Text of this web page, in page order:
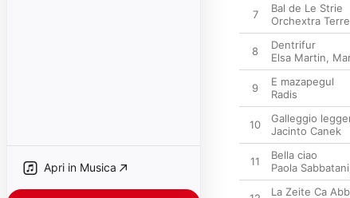
Apri in Musica
7
Bal de Le Strie
Orchextra
8
Dentrifur
Elsa Martin,
9
E mazapegul
Radis
10
Galleggio
Jacinto Canek
11
Bella ciao
Paola Sabbatani
La Zeite Ca